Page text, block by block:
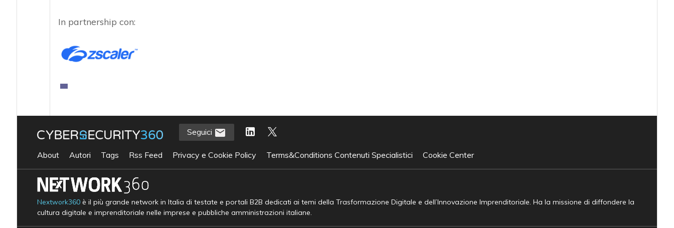
In partnership con:
Seguici
About Autori Tags Rss Feed Privacy e Cookie Policy Terms&Conditions Contenuti Specialistici Cookie Center
Nextwork360è il più grande network in Italia di testate e portali B2B dedicati ai temi della Trasformazione Digitale e dell’Innovazione Imprenditoriale. Ha la missione di diffondere la
cultura digitale e imprenditoriale nelle imprese e pubbliche amministrazioni italiane.